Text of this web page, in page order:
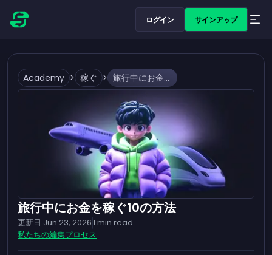
ログイン サインアップ
Academy > 稼ぐ > 旅行中にお金を稼ぐ10の方法
旅行中にお金を稼ぐ10の方法
更新日 Jun 23, 20261 min read
私たちの編集プロセス